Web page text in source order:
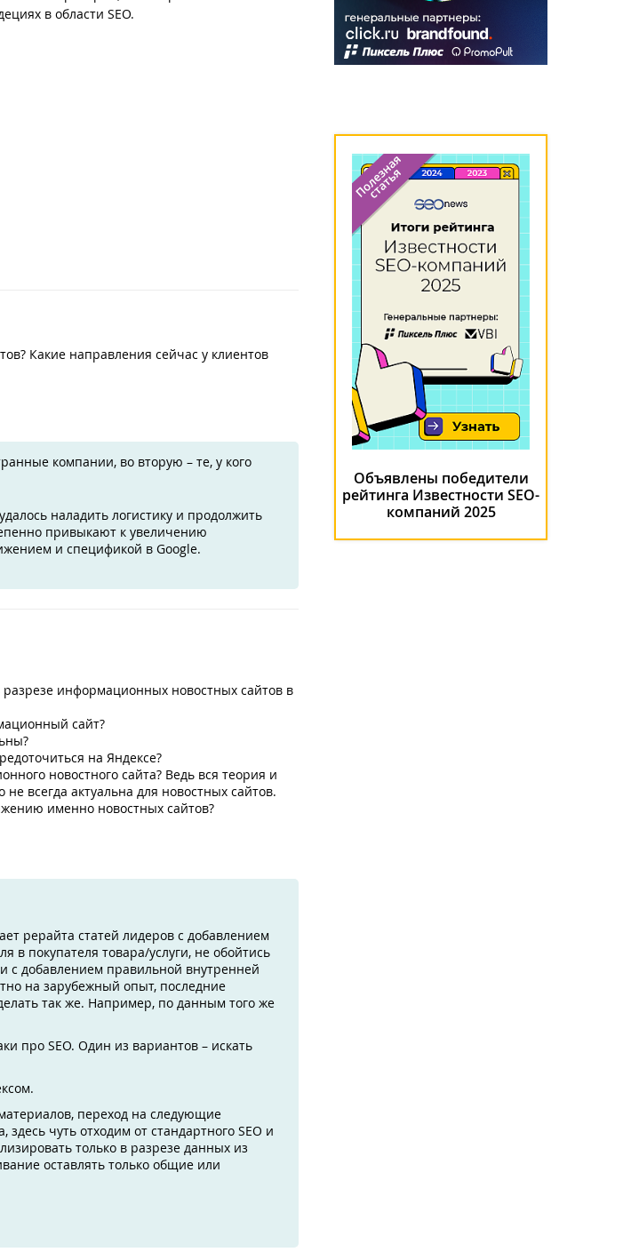
в области SEO.
Какие направления сейчас у клиентов
компании, во вторую – те, у кого
наладить логистику и продолжить
привыкают к увеличению
и спецификой в Google.
информационных новостных сайтов в
сайт?
на Яндексе?
новостного сайта? Ведь вся теория и
всегда актуальна для новостных сайтов.
именно новостных сайтов?
рерайта статей лидеров с добавлением
в покупателя товара/услуги, не обойтись
с добавлением правильной внутренней
на зарубежный опыт, последние
так же. Например, по данным того же
про SEO. Один из вариантов – искать
переход на следующие
чуть отходим от стандартного SEO и
только в разрезе данных из
оставлять только общие или
Объявлены победители
рейтинга Известности SEO-
компаний 2025